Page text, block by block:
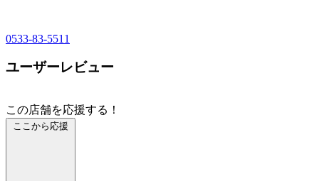
0533-83-5511
ユーザーレビュー
この店舗を応援する！
ここから応援